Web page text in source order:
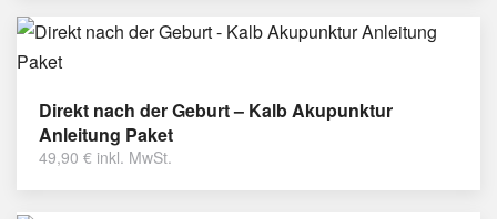
Direkt nach der Geburt – Kalb Akupunktur
Anleitung Paket
49,90 € inkl. MwSt.